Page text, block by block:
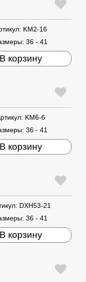
KM2-16
36 - 41
В корзину
KM6-6
36 - 41
В корзину
DXH53-21
36 - 41
В корзину